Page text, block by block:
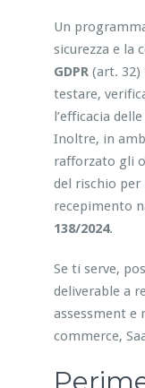
Un
sicurezza e la
GDPR(art. 32)
testare,
l’efficacia
Inoltre, in
rafforzato gli
del rischio
recepimento
138/2024.
Se ti serve,
deliverable a
assessment e
commerce,